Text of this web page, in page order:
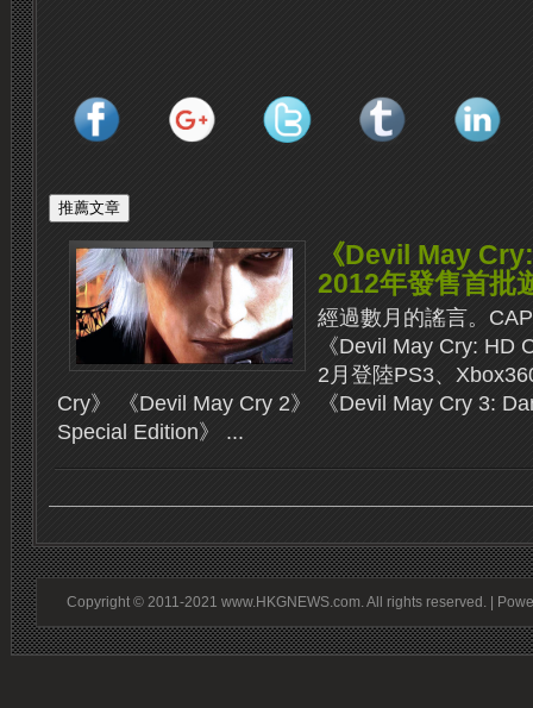
《Devil May
2012年發售首批
經過數月的謠言。
《Devil May Cry: HD
2月登陸PS3、
Cry》 《Devil May Cry 2》 《Devil May Cry 3:
Special Edition》 ...
Copyright © 2011-2021 www.HKGNEWS.com. All rights reserved. |